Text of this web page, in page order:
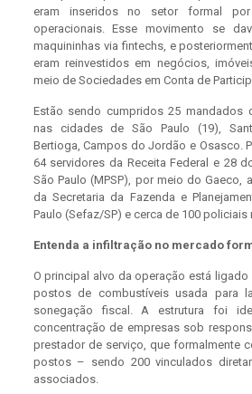
eram inseridos no setor formal
operacionais. Esse movimento se
maquininhas via fintechs, e
eram reinvestidos em negócios,
meio de Sociedades em Conta de
Estão sendo cumpridos 25 mandados
nas cidades de São Paulo (19),
Bertioga, Campos do Jordão e Osasco.
64 servidores da Receita Federal e 28
São Paulo (MPSP), por meio do Gaeco,
da Secretaria da Fazenda e
Paulo (Sefaz/SP) e cerca de 100 policiais
Entenda a infiltração no mercado
O principal alvo da operação está ligado
postos de combustíveis usada para
sonegação fiscal. A estrutura foi
concentração de empresas sob
prestador de serviço, que formalmente
postos – sendo 200 vinculados
associados.